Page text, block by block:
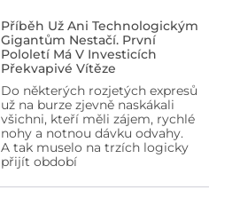
Příběh Už Ani Technologickým
Gigantům Nestačí. První
Pololetí Má V Investicích
Překvapivé Vítěze
Do některých rozjetých expresů
už na burze zjevně naskákali
všichni, kteří měli zájem, rychlé
nohy a notnou dávku odvahy.
A tak muselo na trzích logicky
přijít období